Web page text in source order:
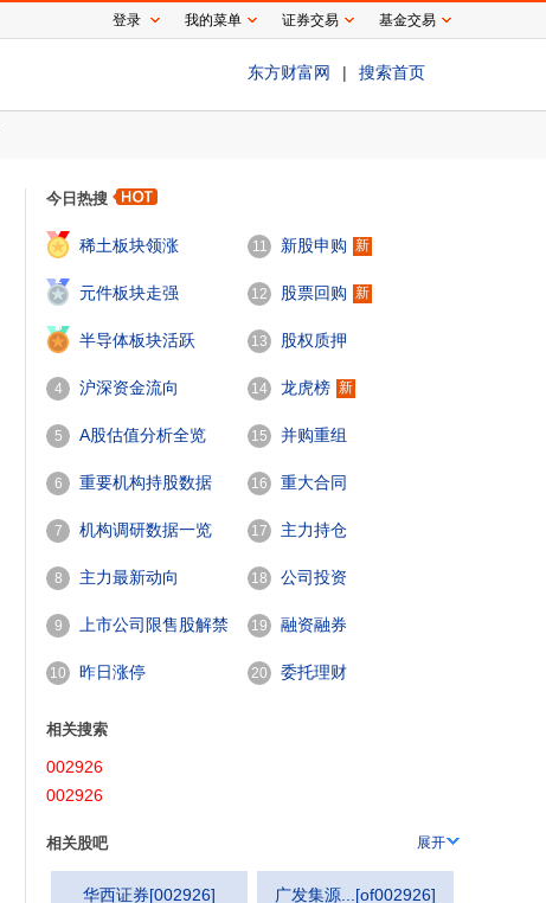
东方财富网 | 搜索首页
今日热搜
稀土板块领涨
2
元件板块走强
3
半导体板块活跃
4 沪深资金流向
5 A股估值分析全览
6 重要机构持股数据
7 机构调研数据一览
8 主力最新动向
9 上市公司限售股解禁
一览
10 昨日涨停
11 新股申购 新
12 股票回购 新
13 股权质押
14 龙虎榜 新
15 并购重组
16 重大合同
17 主力持仓
18 公司投资
19 融资融券
20 委托理财
相关搜索
002926
002926
相关股吧 展开
华西证券[002926]
广发集源... [of002926]
登录 我的菜单 证券交易 基金交易